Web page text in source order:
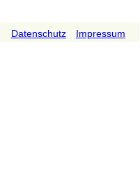
Datenschutz Impressum